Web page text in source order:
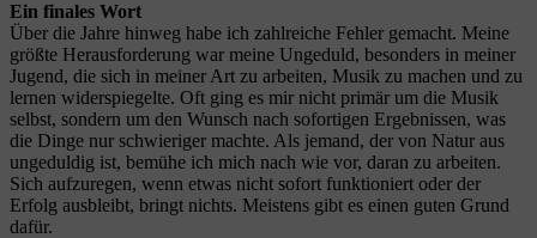
Ein finales Wort
Über die Jahre hinweg habe ich zahlreiche Fehler gemacht. Meine
größte Herausforderung war meine Ungeduld, besonders in meiner
Jugend, die sich in meiner Art zu arbeiten, Musik zu machen und zu
lernen widerspiegelte. Oft ging es mir nicht primär um die Musik
selbst, sondern um den Wunsch nach sofortigen Ergebnissen, was
die Dinge nur schwieriger machte. Als jemand, der von Natur aus
ungeduldig ist, bemühe ich mich nach wie vor, daran zu arbeiten.
Sich aufzuregen, wenn etwas nicht sofort funktioniert oder der
Erfolg ausbleibt, bringt nichts. Meistens gibt es einen guten Grund
dafür.